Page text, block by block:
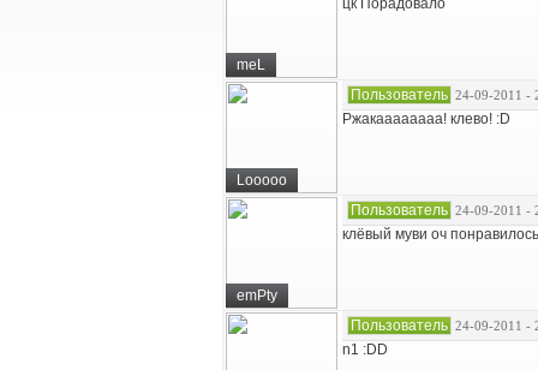
meL
цк Порадовало
Looooo
Пользователь 24-09-2011 -
Ржакаааааааа! клево! :D
emPty
Пользователь 24-09-2011 -
клёвый муви оч
Пользователь 24-09-2011 -
n1 :DD